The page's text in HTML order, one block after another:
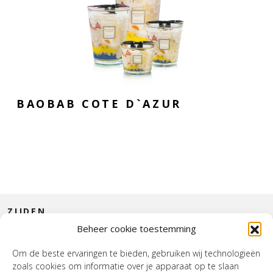
Beheer cookie toestemming
Om de beste ervaringen te bieden, gebruiken wij technologieën
zoals cookies om informatie over je apparaat op te slaan
BAOBAB COTE D`AZUR
ZIJDEN
INTERIEUR